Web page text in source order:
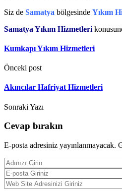
Siz de Samatya bölgesinde Yıkım
Samatya Yıkım Hizmetleri
Kumkapı Yıkım Hizmetleri
Önceki post
Akıncılar Hafriyat Hizmetleri
Sonraki Yazı
Cevap bırakın
E-posta adresiniz yayınlanmayacak.